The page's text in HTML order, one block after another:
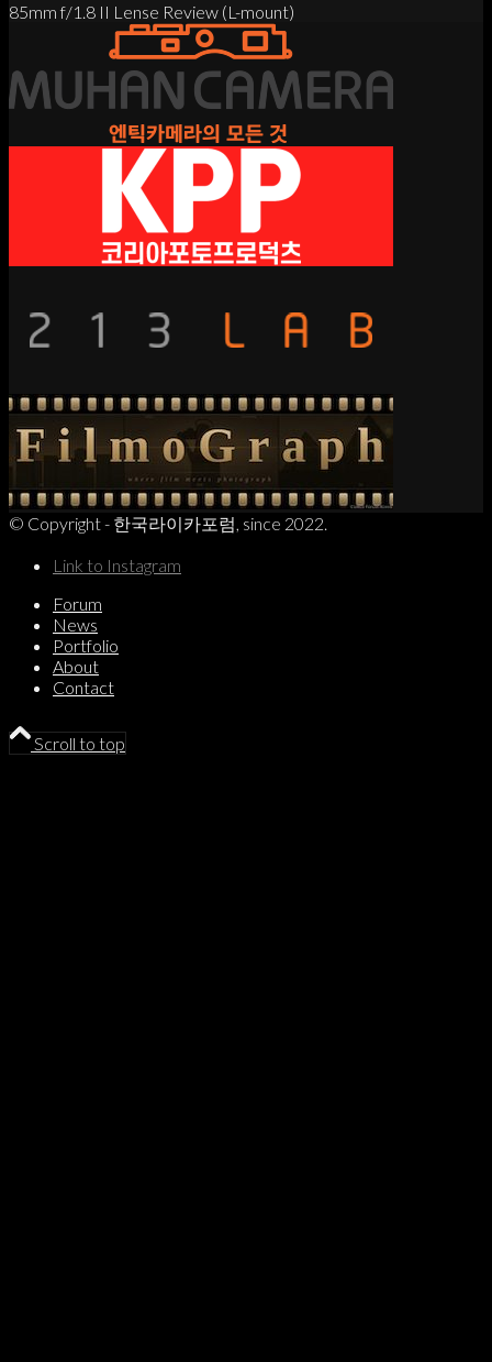
85mm f/1.8 II Lense Review (L-mount)
© Copyright - 한국라이카포럼, since 2022.
Link to Instagram
Forum
News
Portfolio
About
Contact
Scroll to top